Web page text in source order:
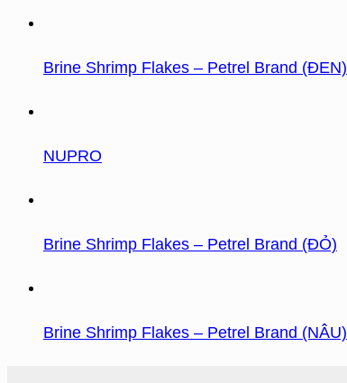
Brine Shrimp Flakes – Petrel Brand (ĐEN)
NUPRO
Brine Shrimp Flakes – Petrel Brand (ĐỎ)
Brine Shrimp Flakes – Petrel Brand (NÂU)